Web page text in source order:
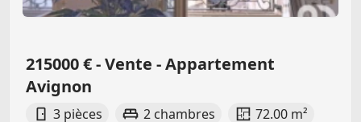
215000 € - Vente - Appartement
Avignon
3 pièces 2 chambres
72.00 m²